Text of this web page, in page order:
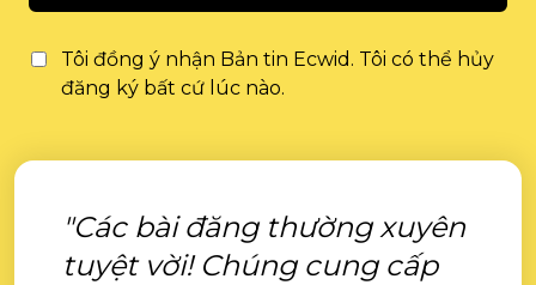
Tôi đồng ý nhận Bản tin Ecwid. Tôi có thể hủy
đăng ký bất cứ lúc nào.
"Các bài đăng thường xuyên
tuyệt vời! Chúng cung cấp